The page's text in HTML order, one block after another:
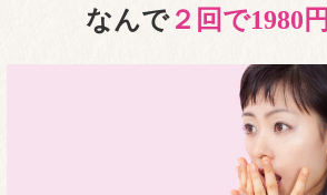
なんで２回で1980円